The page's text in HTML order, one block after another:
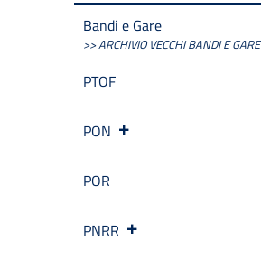
Bandi e Gare
>> ARCHIVIO VECCHI BANDI E GARE
PTOF
PON
POR
PNRR